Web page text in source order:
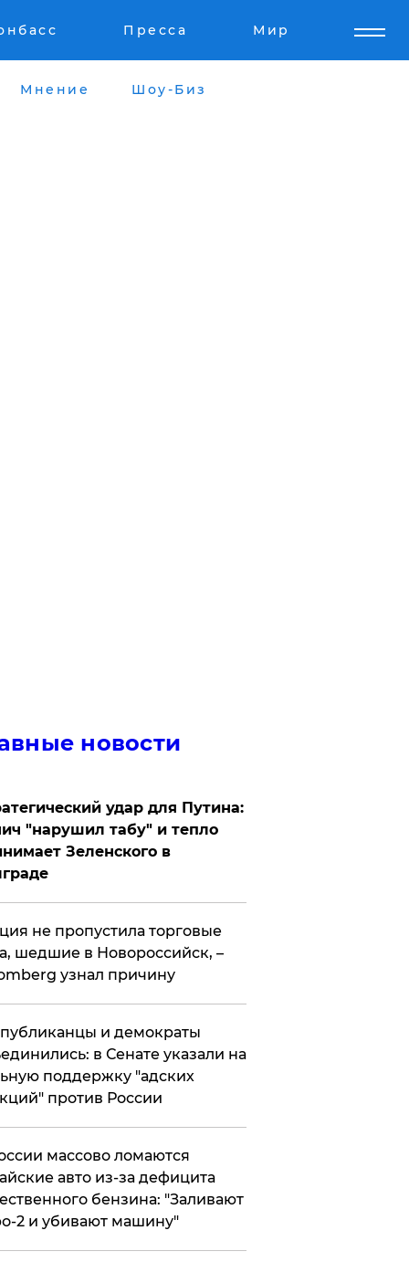
Пресса Мир
Мнение Шоу-Биз
новости
удар для Путина:
"нарушил табу" и тепло
Зеленского в
не пропустила торговые
шедшие в Новороссийск, –
узнал причину
и демократы
в Сенате указали на
поддержку "адских
против России
массово ломаются
авто из-за дефицита
бензина: "Заливают
2 и убивают машину"